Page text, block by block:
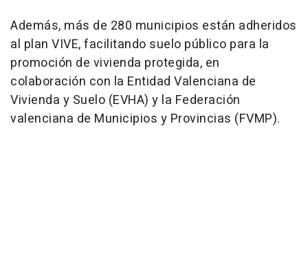
Además, más de 280 municipios están adheridos
al plan VIVE, facilitando suelo público para la
promoción de vivienda protegida, en
colaboración con la Entidad Valenciana de
Vivienda y Suelo (EVHA) y la Federación
valenciana de Municipios y Provincias (FVMP).